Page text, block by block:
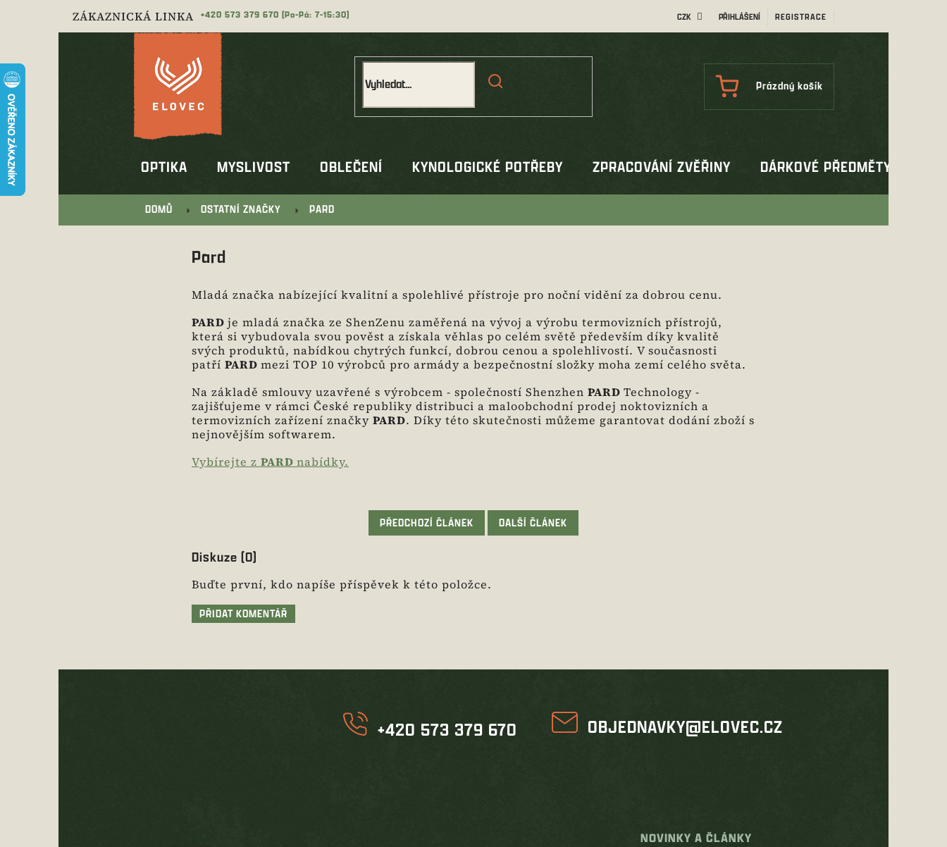
ZÁKAZNICKÁ LINKA 573 379 670 CZK PŘIHLÁŠENÍ REGISTRACE
NÁKUPNÍ
Prázdný košík
OPTIKA MYSLIVOST OBLEČENÍ KYNOLOGICKÉ POTŘEBY ZPRACOVÁNÍ ZVĚŘINY DÁRKOVÉ PŘEDMĚTY
DOMŮ OSTATNÍ ZNAČKY PARD
Pard
Mladá značka nabízející kvalitní a spolehlivé přístroje pro noční vidění za dobrou cenu.
PARD je mladá značka ze ShenZenu zaměřená na vývoj a výrobu termovizních přístrojů,
která si vybudovala svou pověst a získala věhlas po celém světě především díky kvalitě
svých produktů, nabídkou chytrých funkcí, dobrou cenou a spolehlivostí. V současnosti
patří PARD mezi TOP 10 výrobců pro armády a bezpečnostní složky moha zemí celého světa.
Na základě smlouvy uzavřené s výrobcem - společností Shenzhen PARD Technology -
zajišťujeme v rámci České republiky distribuci a maloobchodní prodej noktovizních a
termovizních zařízení značky PARD. Díky této skutečnosti můžeme garantovat dodání zboží s
nejnovějším softwarem.
Vybírejte z PARD nabídky.
PŘEDCHOZÍ ČLÁNEK DALŠÍ ČLÁNEK
Diskuze (0)
Buďte první, kdo napíše příspěvek k této položce.
PŘIDAT KOMENTÁŘ
+420 573 379 670 OBJEDNAVKY@ELOVEC.CZ
NOVINKY A ČLÁNKY